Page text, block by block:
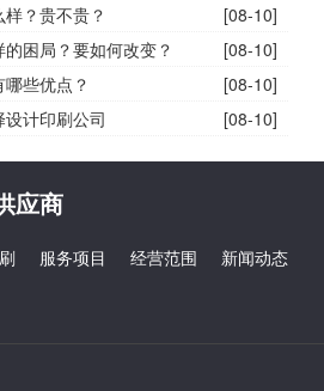
？贵不贵？
[08-10]
困局？要如何改变？
[08-10]
些优点？
[08-10]
计印刷公司
[08-10]
应商
服务项目 经营范围
新闻动态